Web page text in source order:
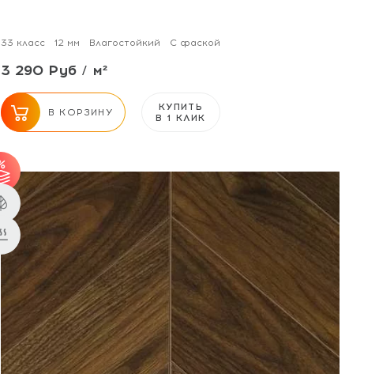
33 класс 12 мм Влагостойкий С фаской
3 290 Руб / м²
В КОРЗИНУ
КУПИТЬ
В 1 КЛИК
от 31 м² - скидка 3%;
от 51 м² - скидка 5%.